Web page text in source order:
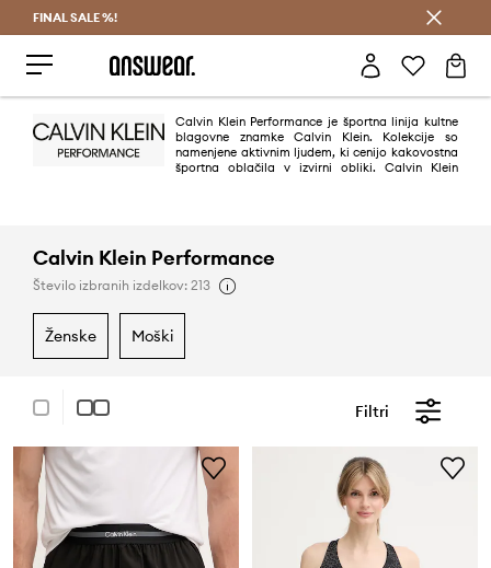
FINAL SALE %!
Calvin Klein Performance je športna linija kultne
blagovne znamke Calvin Klein. Kolekcije so
namenjene aktivnim ljudem, ki cenijo kakovostna
športna oblačila v izvirni obliki. Calvin Klein
Calvin Klein Performance
Število izbranih izdelkov: 213
ženske moški
Filtri